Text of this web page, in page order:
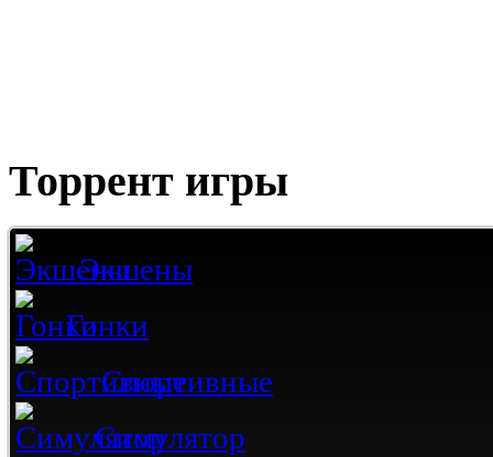
Торрент игры
Экшены
Гонки
Спортивные
Симулятор